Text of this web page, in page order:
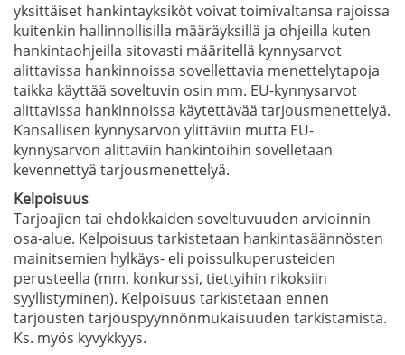
yksittäiset hankintayksiköt voivat toimivaltansa rajoissa
kuitenkin hallinnollisilla määräyksillä ja ohjeilla kuten
hankintaohjeilla sitovasti määritellä kynnysarvot
alittavissa hankinnoissa sovellettavia menettelytapoja
taikka käyttää soveltuvin osin mm. EU-kynnysarvot
alittavissa hankinnoissa käytettävää tarjousmenettelyä.
Kansallisen kynnysarvon ylittäviin mutta EU-
kynnysarvon alittaviin hankintoihin sovelletaan
kevennettyä tarjousmenettelyä.
Kelpoisuus
Tarjoajien tai ehdokkaiden soveltuvuuden arvioinnin
osa-alue. Kelpoisuus tarkistetaan hankintasäännösten
mainitsemien hylkäys- eli poissulkuperusteiden
perusteella (mm. konkurssi, tiettyihin rikoksiin
syyllistyminen). Kelpoisuus tarkistetaan ennen
tarjousten tarjouspyynnönmukaisuuden tarkistamista.
Ks. myös kyvykkyys.